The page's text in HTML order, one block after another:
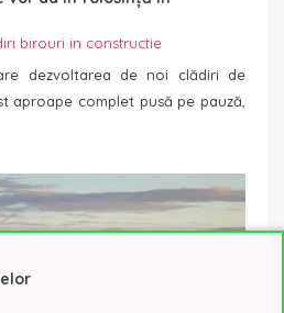
birouri in constructie
dezvoltarea de noi clădiri de
aproape complet pusă pe pauză,